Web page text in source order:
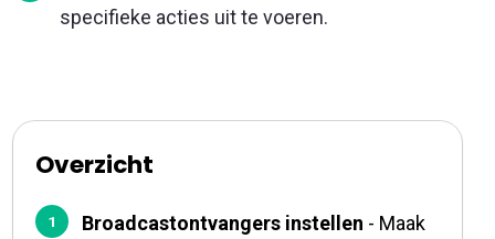
specifieke acties uit te voeren.
Overzicht
Broadcastontvangers instellen - Maak